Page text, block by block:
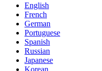
English
French
German
Portuguese
Spanish
Russian
Japanese
Korean